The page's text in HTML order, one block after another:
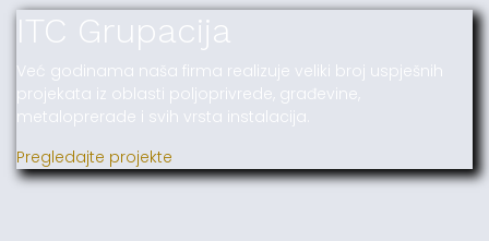
ITC Grupacija
Već godinama naša firma realizuje veliki broj uspješnih
projekata iz oblasti poljoprivrede, građevine,
metaloprerade i svih vrsta instalacija.
Pregledajte projekte